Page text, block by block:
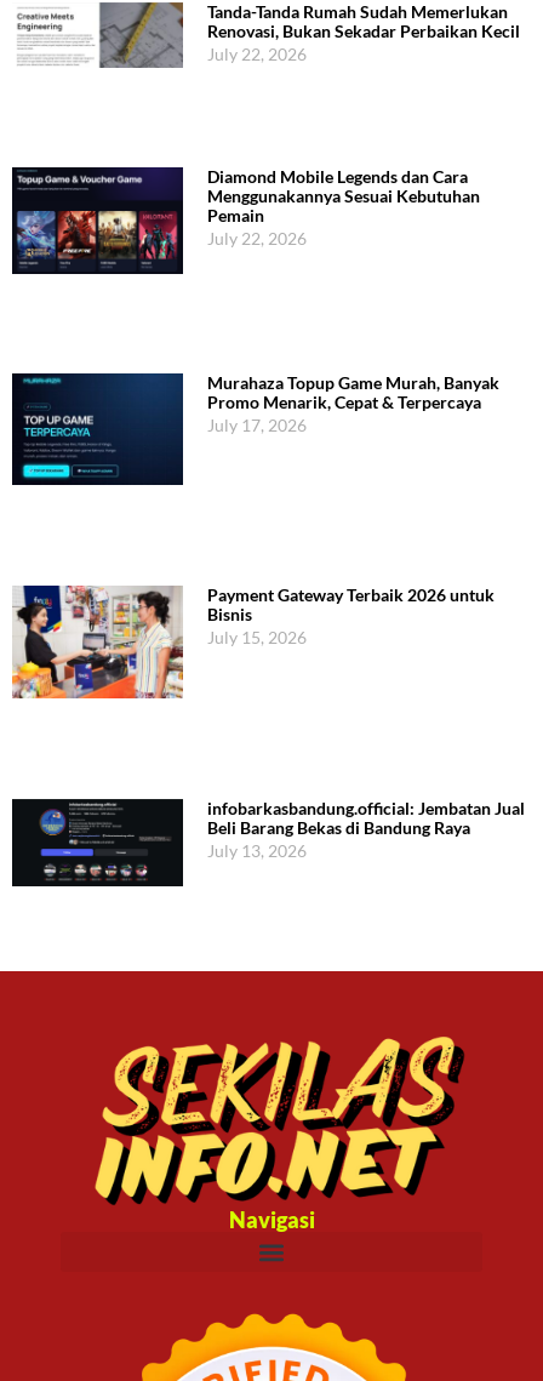
Tanda-Tanda Rumah Sudah Memerlukan
Renovasi, Bukan Sekadar Perbaikan Kecil
July 22, 2026
Diamond Mobile Legends dan Cara
Menggunakannya Sesuai Kebutuhan
Pemain
July 22, 2026
Murahaza Topup Game Murah, Banyak
Promo Menarik, Cepat & Terpercaya
July 17, 2026
Payment Gateway Terbaik 2026 untuk
Bisnis
July 15, 2026
infobarkasbandung.official: Jembatan Jual
Beli Barang Bekas di Bandung Raya
July 13, 2026
Navigasi